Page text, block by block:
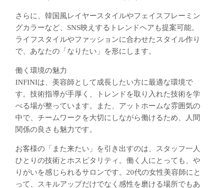
さらに、韓国風レイヤースタイルやフェイスフレーミン
グカラーなど、SNS映えするトレンドヘアも提案可能。
ライフスタイルやファッションに合わせたスタイル作り
で、あなたの「なりたい」を形にします。
働く環境の魅力
INFINIは、美容師として成長したい方に最適な環境で
す。技術指導が手厚く、トレンドを取り入れた技術を学
べる場が整っています。また、アットホームな雰囲気の
中で、チームワークを大切にしながら働けるため、人間
関係の良さも魅力です。
お客様の「また来たい」を引き出すのは、スタッフ一人
ひとりの技術とホスピタリティ。働く人にとっても、や
りがいを感じられるサロンです。20代の女性美容師にと
って、スキルアップだけでなく感性を磨ける場所でもあ